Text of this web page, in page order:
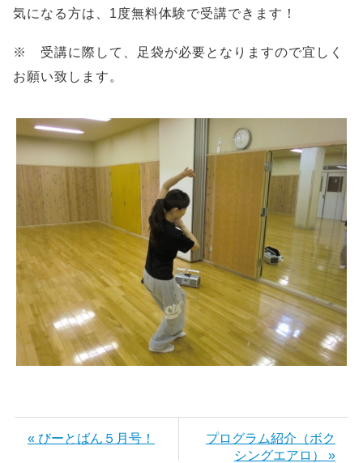
気になる方は、1度無料体験で受講できます！
※ 受講に際して、足袋が必要となりますので宜しく
お願い致します。
« びーとばん５月号！
プログラム紹介（ボク
シングエアロ） »